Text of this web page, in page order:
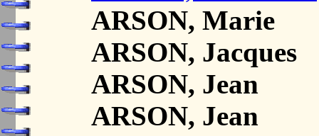
ARSON, Marie
ARSON, Jacques
ARSON, Jean
ARSON, Jean